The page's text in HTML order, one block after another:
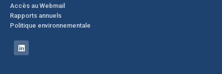
Accès au Webmail
Rapports annuels
Politique environnementale